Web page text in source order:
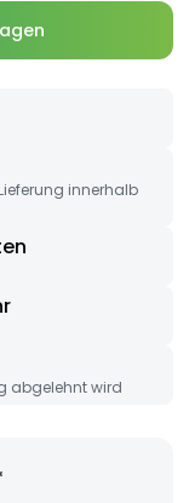
innerhalb
abgelehnt wird